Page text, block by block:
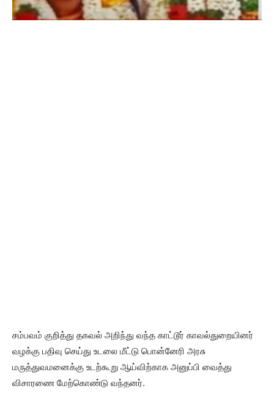
சம்பவம் குறித்து தகவல் அறிந்து வந்த காட்டூர் காவல்துறையினர்
வழக்கு பதிவு செய்து உடலை மீட்டு பொன்னேரி அரசு
மருத்துவமனைக்கு உடற்கூறு ஆய்விற்காக அனுப்பி வைத்து
விசாரணை மேற்கொண்டு வந்தனர்.